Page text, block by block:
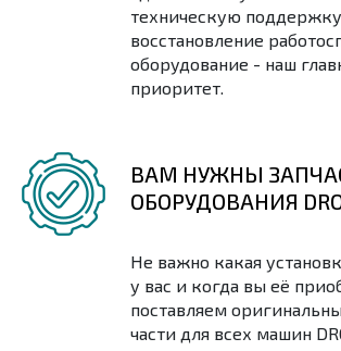
техническую
восстановление
оборудование - наш
приоритет.
ВАМ НУЖНЫ
ОБОРУДОВАНИЯ
Не важно какая
у вас и когда вы её
поставляем
части для всех машин